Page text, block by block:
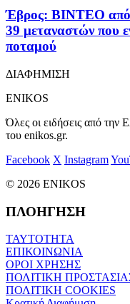
Έβρος: ΒΙΝΤΕΟ από
39 μεταναστών που
ποταμού
ΔΙΑΦΗΜΙΣΗ
ENIKOS
Όλες οι ειδήσεις από την
του enikos.gr.
Facebook X Instagram
© 2026 ENIKOS
ΠΛΟΗΓΗΣΗ
ΤΑΥΤΟΤΗΤΑ
ΕΠΙΚΟΙΝΩΝΙΑ
ΟΡΟΙ ΧΡΗΣΗΣ
ΠΟΛΙΤΙΚΗ
ΠΟΛΙΤΙΚΗ COOKIES